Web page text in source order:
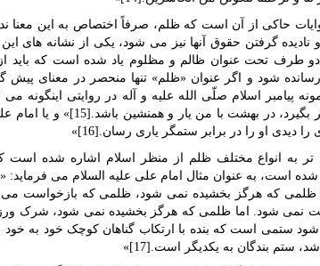
حاکی از آن است که ظلم، صرفاً اختصاص به این معنا
گرفتن حقوق آنها نیز می شود، یکی از نشانه های
دو طرف تحت عنوان ظالم و مظلوم یاد شده است که باید
شود و اگر عنوان «ظلم» تنها منحصر در معنای پیش
پیامبر اسلام صلّی الله علیه و آله در روایتی اینگونه می
«کسی که داد ستمدیده ای را از ستمگر بگیرد، در بهشت با من یار و
دیدی او را در برابر ستمگر یاری رسان.[16]»
به انواع مختلف ظلم از منظر اسلام اشاره شده است
شده است، به عنوان مثال امام علی علیه السلام می فرماید:
ظلمی که هرگز بخشیده نمی شود، ظلمی که بازخواست
نمی شود. اما ظلمی که هرگز بخشیده نمی شود، شرک
ستمی است که بنده با ارتکاب گناهان کوچک خود به خود
ستم بندگان به یکدیگر است.[17]»